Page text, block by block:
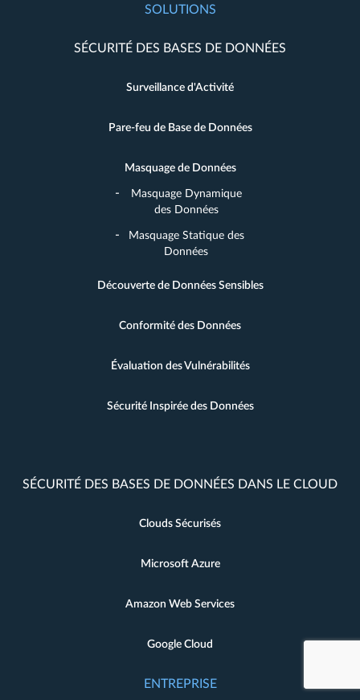
SOLUTIONS
SÉCURITÉ DES BASES DE DONNÉES
Surveillance d'Activité
Pare-feu de Base de Données
Masquage de Données
Masquage Dynamique
des Données
Masquage Statique des
Données
Découverte de Données Sensibles
Conformité des Données
Évaluation des Vulnérabilités
Sécurité Inspirée des Données
SÉCURITÉ DES BASES DE DONNÉES DANS LE CLOUD
Clouds Sécurisés
Microsoft Azure
Amazon Web Services
Google Cloud
ENTREPRISE